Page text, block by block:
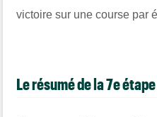
victoire sur une course par
Le résumé de la 7e étape